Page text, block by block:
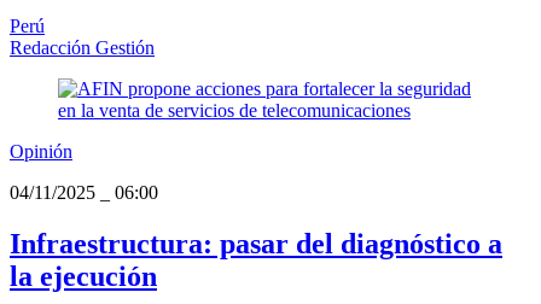
Perú
Redacción Gestión
Opinión
04/11/2025
06:00
Infraestructura: pasar del diagnóstico a
la ejecución